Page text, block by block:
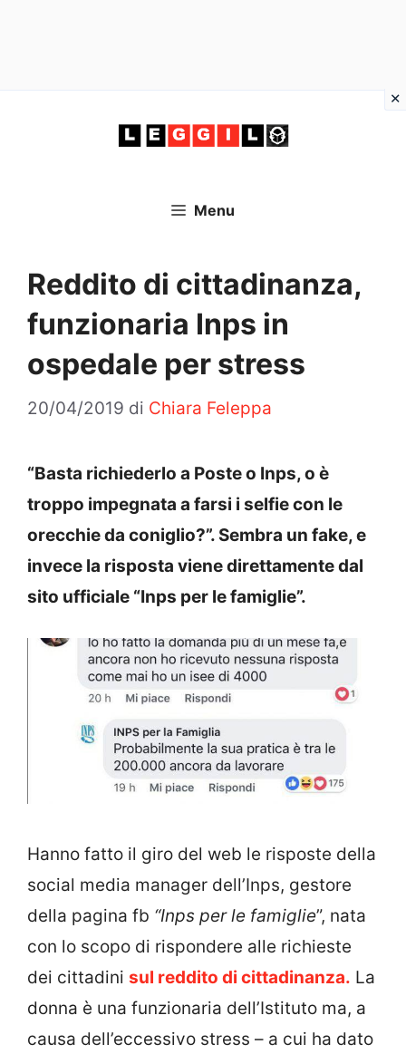
Menu
Reddito di cittadinanza,
funzionaria Inps in
ospedale per stress
20/04/2019 di Chiara Feleppa
“Basta richiederlo a Poste o Inps, o è
troppo impegnata a farsi i selfie con le
orecchie da coniglio?”. Sembra un fake, e
invece la risposta viene direttamente dal
sito ufficiale “Inps per le famiglie”.
Hanno fatto il giro del web le risposte della
social media manager dell’Inps, gestore
della pagina fb “Inps per le famiglie”, nata
con lo scopo di rispondere alle richieste
dei cittadini sul reddito di cittadinanza. La
donna è una funzionaria dell’Istituto ma, a
causa dell’eccessivo stress – a cui ha dato